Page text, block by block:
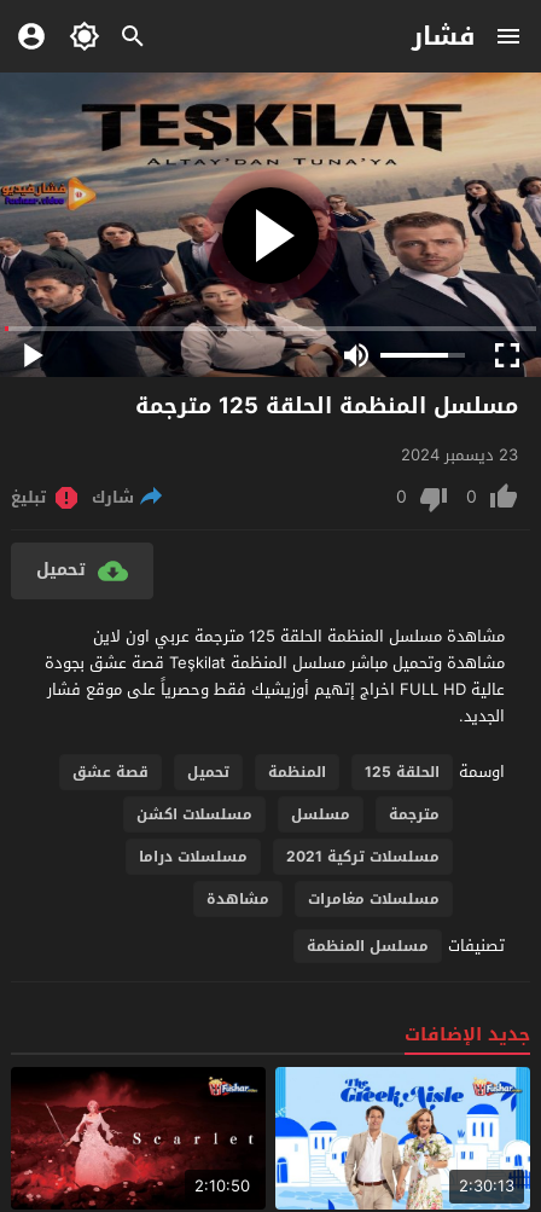
فشار
مسلسل المنظمة الحلقة 125 مترجمة
23 ديسمبر 2024
0
0 شارك تبليغ
تحميل
مشاهدة مسلسل المنظمة الحلقة 125 مترجمة عربي اون لاين
مشاهدة وتحميل مباشر مسلسل المنظمة Teşkilat قصة عشق بجودة
عالية FULL HD اخراج إتهيم أوزيشيك فقط وحصرياً على موقع فشار
الجديد.
اوسمة
الحلقة 125 المنظمة تحميل
قصة عشق
مترجمة
مسلسل
مسلسلات اكشن
مسلسلات تركية 2021
مسلسلات دراما
مسلسلات مغامرات
مشاهدة
تصنيفات مسلسل المنظمة
جديد الإضافات
2:30:13
2:10:50